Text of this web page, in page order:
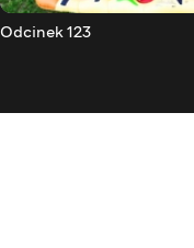
Odcinek 123